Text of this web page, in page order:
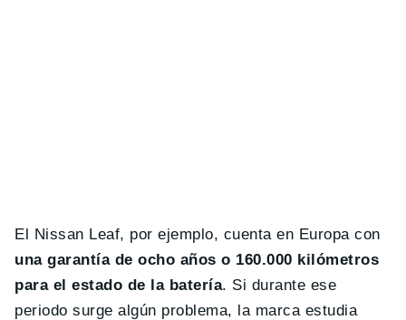
El Nissan Leaf, por ejemplo, cuenta en Europa con
una garantía de ocho años o 160.000 kilómetros
para el estado de la batería. Si durante ese
periodo surge algún problema, la marca estudia